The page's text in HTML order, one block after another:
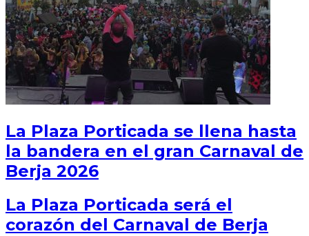
La Plaza Porticada se llena hasta
la bandera en el gran Carnaval de
Berja 2026
La Plaza Porticada será el
corazón del Carnaval de Berja